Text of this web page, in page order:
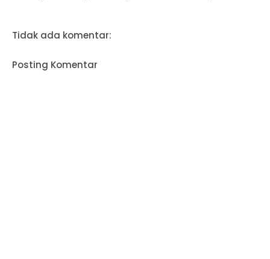
Tidak ada komentar:
Posting Komentar